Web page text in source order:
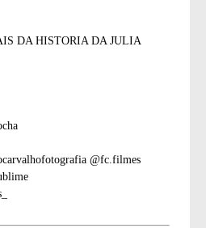
DA HISTORIA DA JULIA
@fc.filmes